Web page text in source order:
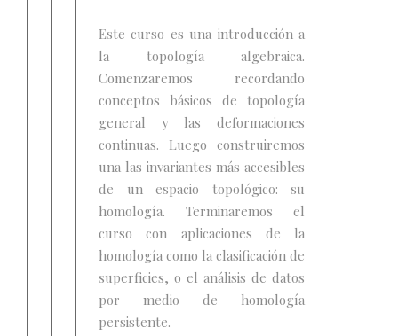
Este curso es una introducción a
la topología algebraica.
Comenzaremos recordando
conceptos básicos de topología
general y las deformaciones
continuas. Luego construiremos
una las invariantes más accesibles
de un espacio topológico: su
homología. Terminaremos el
curso con aplicaciones de la
homología como la clasificación de
superficies, o el análisis de datos
por medio de homología
persistente.